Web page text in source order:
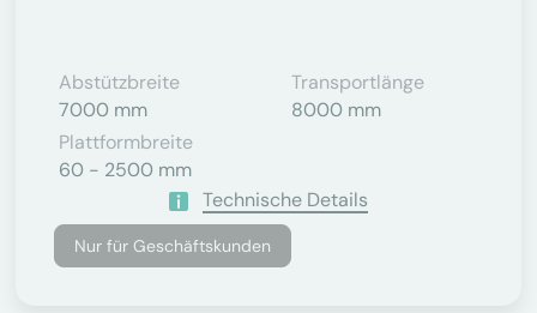
Abstützbreite
7000 mm
Transportlänge
8000 mm
Plattformbreite
60 - 2500 mm
Technische Details
Nur für Geschäftskunden